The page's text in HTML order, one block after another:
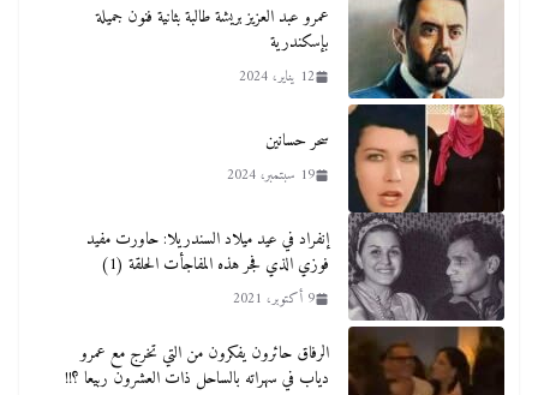
عمرو عبد العزيز بريشة طالبة بثانية فنون جميلة
بإسكندرية
12 يناير، 2024
سحر حسانين
19 سبتمبر، 2024
إنفراد في عيد ميلاد السندريلا: حاورت مفيد
فوزي الذي فجر هذه المفاجأت الحلقة (1)
9 أكتوبر، 2021
الرفاق حائرون يفكرون من التي تخرج مع عمرو
دياب في سهراته بالساحل ذات العشرون ربيعا ؟!!